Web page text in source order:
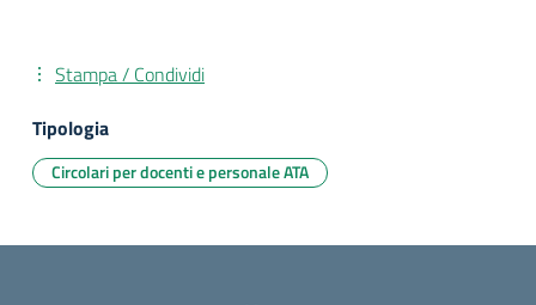
Stampa / Condividi
Tipologia
Circolari per docenti e personale ATA